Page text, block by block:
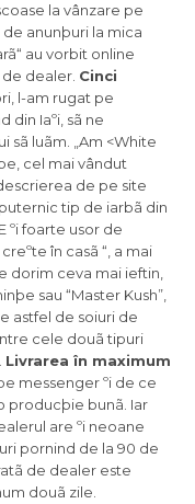
la vânzare pe
anunþuri la mica
au vorbit online
dealer. Cinci
l-am rugat pe
din Iaºi, sã ne
luãm. „Am <White
cel mai vândut
de pe site
tip de iarbã din
ºi foarte usor de
în casã “, a mai
dorim ceva mai ieftin,
sau “Master Kush”,
astfel de soiuri de
cele douã tipuri
Livrarea în maximum
messenger ºi de ce
producþie bunã. Iar
are ºi neoane
pornind de la 90 de
de dealer este
douã zile.